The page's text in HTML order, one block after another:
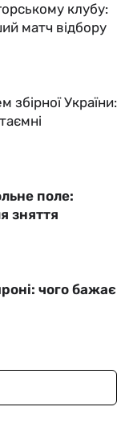
клубу:
матч відбору
збірної України:
поле:
зняття
чого бажає